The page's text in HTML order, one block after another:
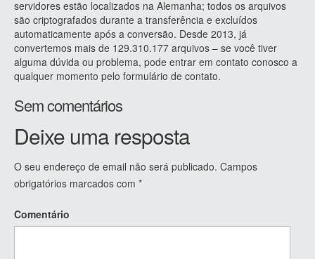
servidores estão localizados na Alemanha; todos os arquivos
são criptografados durante a transferência e excluídos
automaticamente após a conversão. Desde 2013, já
convertemos mais de 129.310.177 arquivos – se você tiver
alguma dúvida ou problema, pode entrar em contato conosco a
qualquer momento pelo formulário de contato.
Sem comentários
Deixe uma resposta
O seu endereço de email não será publicado. Campos
obrigatórios marcados com *
Comentário